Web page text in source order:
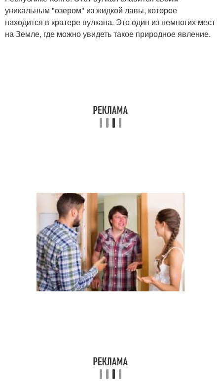
уникальным "озером" из жидкой лавы, которое
находится в кратере вулкана. Это один из немногих мест
на Земле, где можно увидеть такое природное явление.